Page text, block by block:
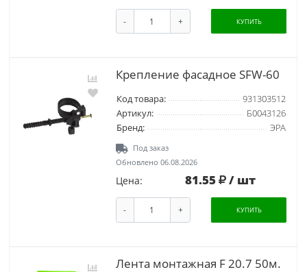
- + КУПИТЬ
Крепление фасадное SFW-60
Код товара:
931303512
Артикул:
Б0043126
Бренд:
ЭРА
Под заказ
Обновлено 06.08.2026
Цена: 81.55 / шт
- + КУПИТЬ
Лента монтажная F 20.7 50м.